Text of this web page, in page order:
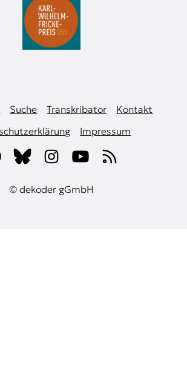
Suche Transkribator
Kontakt
Impressum
© dekoder gGmbH